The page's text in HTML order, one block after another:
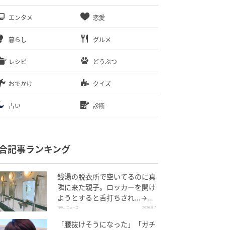
エンタメ 恋愛
暮らし グルメ
レシピ どうぶつ
おでかけ クイズ
占い 診断
記事ランキング
銭湯の脱衣所で空いてるのに真
隣に来た親子。ロッカーを開け
ようとすると舌打ちされ…→直
後、娘の放った“純粋な一言”に
TRILL ニュース 2026.8.7
「腰抜けそうになった」「ガチ